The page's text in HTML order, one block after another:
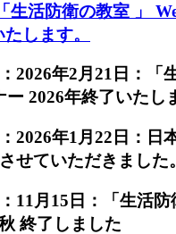
生活防衛の教室 」
します。
2026年2月21日：「
ー 2026年終了いたし
2026年1月22日：日
せていただきました。
11月15日：「生活
終了しました